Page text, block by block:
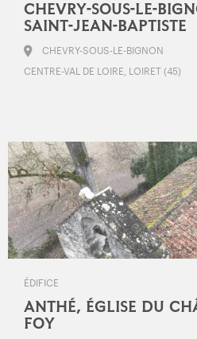
CHEVRY-SOUS-LE-
SAINT-JEAN-BAPTISTE
CHEVRY-SOUS-LE-BIGNON
CENTRE-VAL DE LOIRE, LOIRET (45)
ÉDIFICE
ANTHÉ, ÉGLISE DU
FOY